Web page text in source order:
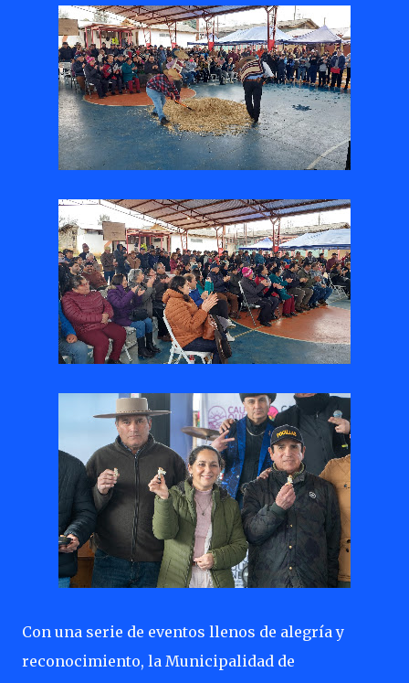
Con una serie de eventos llenos de alegría y
reconocimiento, la Municipalidad de